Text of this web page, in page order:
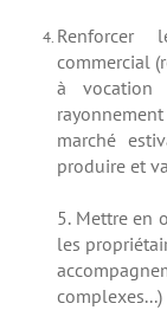
Renforcer
commercial
à vocation
marché
produire et
5. Mettre en
les
complexes...)